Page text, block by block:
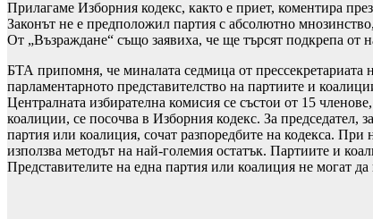
Прилагаме Изборния кодекс, както е приет, коментира
Законът не е предположил партия с абсолютно
От „Възраждане“ също заявиха, че ще търсят подкрепа от
БТА припомня, че миналата седмица от прессекретариата
парламентарното представителство на партиите и
Централната избирателна комисия се състои от 15
коалиции, се посочва в Изборния кодекс. За председател,
партия или коалиция, сочат разпоредбите на кодекса.
използва методът на най-големия остатък. Партиите и
Представителите на една партия или коалиция не могат